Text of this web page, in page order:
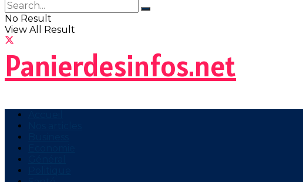
No Result
View All Result
Panierdesinfos.net